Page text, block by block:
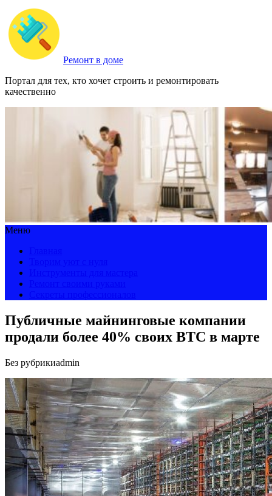
Ремонт в доме
Портал для тех, кто хочет строить и ремонтировать
качественно
Меню
Публичные майнинговые компании
продали более 40% своих BTC в марте
Без рубрикиadmin